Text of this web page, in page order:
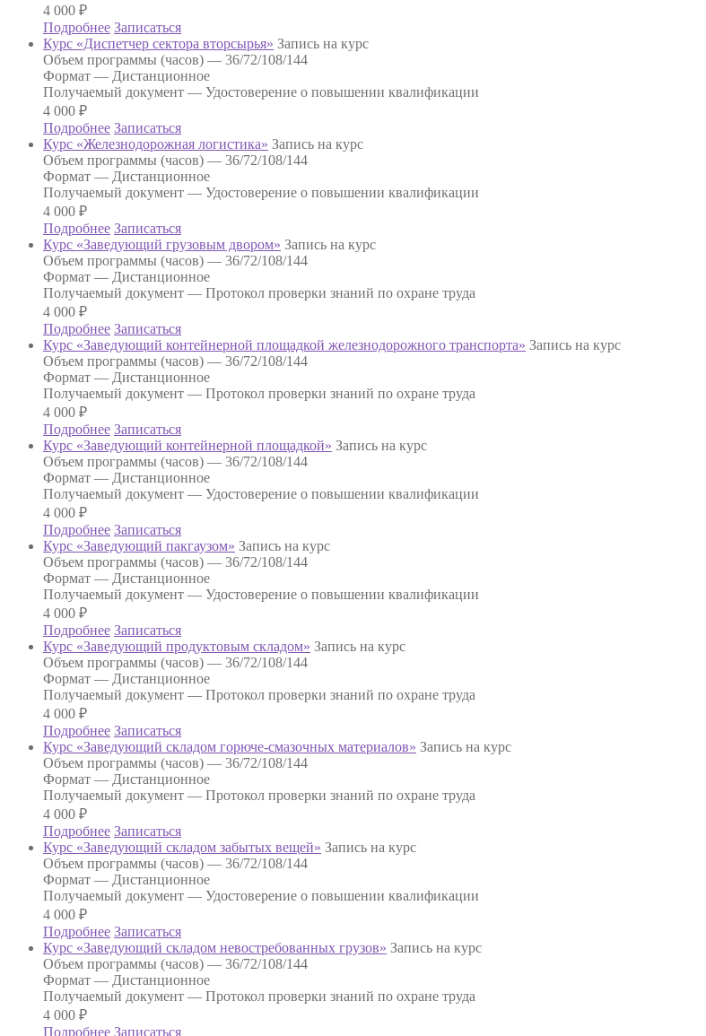
4 000 ₽
Подробнее Записаться
Курс «Диспетчер сектора вторсырья» Запись на курс
Объем программы (часов) — 36/72/108/144
Формат — Дистанционное
Получаемый документ — Удостоверение о повышении квалификации
4 000 ₽
Подробнее Записаться
Курс «Железнодорожная логистика» Запись на курс
Объем программы (часов) — 36/72/108/144
Формат — Дистанционное
Получаемый документ — Удостоверение о повышении квалификации
4 000 ₽
Подробнее Записаться
Курс «Заведующий грузовым двором» Запись на курс
Объем программы (часов) — 36/72/108/144
Формат — Дистанционное
Получаемый документ — Протокол проверки знаний по охране труда
4 000 ₽
Подробнее Записаться
Курс «Заведующий контейнерной площадкой железнодорожного транспорта» Запись на курс
Объем программы (часов) — 36/72/108/144
Формат — Дистанционное
Получаемый документ — Протокол проверки знаний по охране труда
4 000 ₽
Подробнее Записаться
Курс «Заведующий контейнерной площадкой» Запись на курс
Объем программы (часов) — 36/72/108/144
Формат — Дистанционное
Получаемый документ — Удостоверение о повышении квалификации
4 000 ₽
Подробнее Записаться
Курс «Заведующий пакгаузом» Запись на курс
Объем программы (часов) — 36/72/108/144
Формат — Дистанционное
Получаемый документ — Удостоверение о повышении квалификации
4 000 ₽
Подробнее Записаться
Курс «Заведующий продуктовым складом» Запись на курс
Объем программы (часов) — 36/72/108/144
Формат — Дистанционное
Получаемый документ — Протокол проверки знаний по охране труда
4 000 ₽
Подробнее Записаться
Курс «Заведующий складом горюче-смазочных материалов» Запись на курс
Объем программы (часов) — 36/72/108/144
Формат — Дистанционное
Получаемый документ — Протокол проверки знаний по охране труда
4 000 ₽
Подробнее Записаться
Курс «Заведующий складом забытых вещей» Запись на курс
Объем программы (часов) — 36/72/108/144
Формат — Дистанционное
Получаемый документ — Удостоверение о повышении квалификации
4 000 ₽
Подробнее Записаться
Курс «Заведующий складом невостребованных грузов» Запись на курс
Объем программы (часов) — 36/72/108/144
Формат — Дистанционное
Получаемый документ — Протокол проверки знаний по охране труда
4 000 ₽
Подробнее Записаться